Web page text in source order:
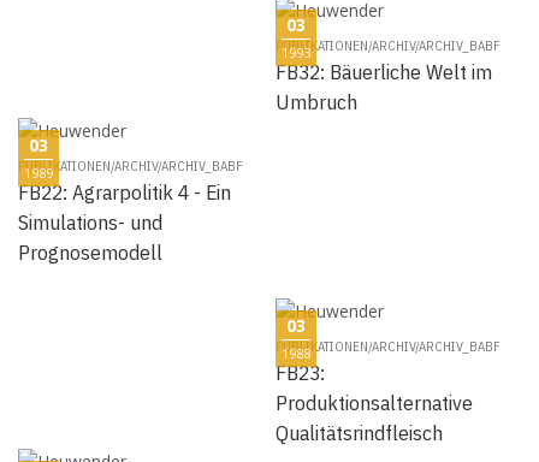
03
1993
PUBLIKATIONEN/ARCHIV/ARCHIV_BABF
FB32: Bäuerliche Welt im
Umbruch
03
1989
PUBLIKATIONEN/ARCHIV/ARCHIV_BABF
FB22: Agrarpolitik 4 - Ein
Simulations- und
Prognosemodell
03
1988
PUBLIKATIONEN/ARCHIV/ARCHIV_BABF
FB23:
Produktionsalternative
Qualitätsrindfleisch